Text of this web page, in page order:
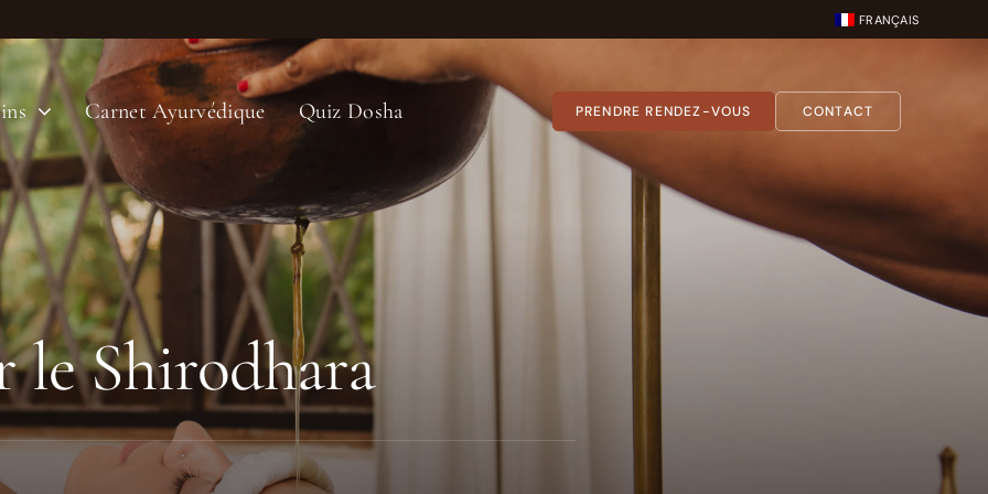
FRANÇAIS
Carnet Ayurvédique Quiz Dosha PRENDRE RENDEZ-VOUS CONTACT
le Shirodhara